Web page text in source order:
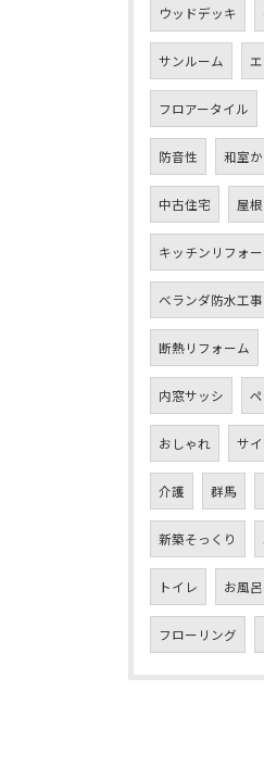
ウッドデッキ
サンルーム
フロアータイル
防音性 和室
中古住宅 屋
キッチンリフォ
ベランダ防水工事
断熱リフォーム
内窓サッシ
おしゃれ サ
介護 群馬
新築そっくり
トイレ お風呂
フローリング